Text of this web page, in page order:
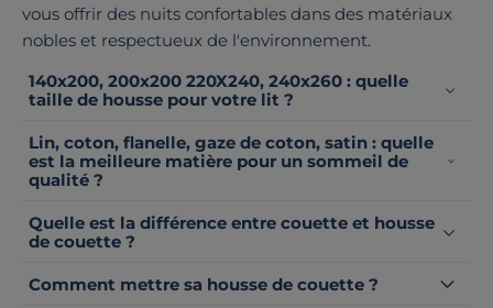
vous offrir des nuits confortables dans des matériaux
nobles et respectueux de l'environnement.
140x200, 200x200 220X240, 240x260 : quelle
taille de housse pour votre lit ?
Lin, coton, flanelle, gaze de coton, satin : quelle
est la meilleure matière pour un sommeil de
qualité ?
Quelle est la différence entre couette et housse
de couette ?
Comment mettre sa housse de couette ?